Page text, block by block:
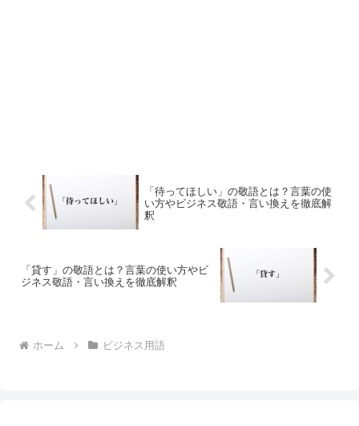
「待ってほしい」の敬語とは？言葉の使
い方やビジネス敬語・言い換えを徹底解
釈
「貸す」の敬語とは？言葉の使い方やビ
ジネス敬語・言い換えを徹底解釈
ホーム ビジネス用語